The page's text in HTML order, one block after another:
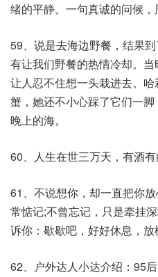
绪的平静。一句真诚的问候，
59、说是去海边野餐，结果
有让我们野餐的热情冷却。
让人忍不住想一头栽进去。
蟹，她还不小心踩了它们一脚
晚上的海。
60、人生在世三万天，有酒有
61、不说想你，却一直把你
常惦记;不曾忘记，只是牵挂
诉你：歇歇吧，好好休息，放
62、户外达人小达介绍：95